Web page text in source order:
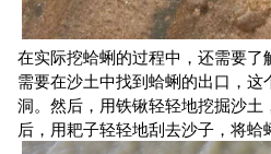
在实际挖蛤蜊的过程中，还需要了
需要在沙土中找到蛤蜊的出口，
洞。然后，用铁锹轻轻地挖掘沙
后，用耙子轻轻地刮去沙子，将蛤